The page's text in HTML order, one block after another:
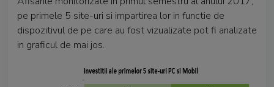
pe primele 5 site-uri si impartirea lor in functie de
dispozitivul de pe care au fost vizualizate pot fi analizate
in graficul de mai jos.